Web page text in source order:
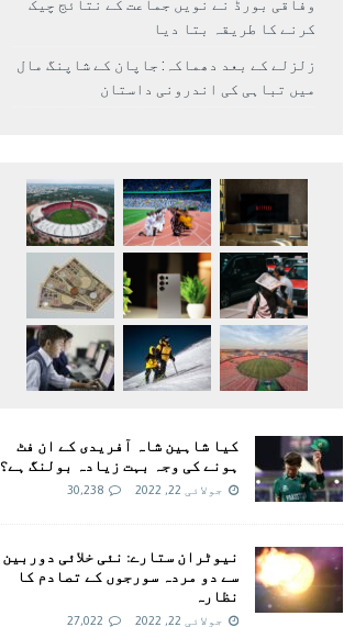
وفاقی بورڈ نے نویں جماعت کے نتائج چیک
کرنے کا طریقہ بتا دیا
زلزلے کے بعد دھماکہ: جاپان کے شاپنگ مال
میں تباہی کی اندرونی داستان
کیا شاہین شاہ آفریدی کے ان فٹ
ہونے کی وجہ بہت زیادہ بولنگ ہے؟
جولائی 22, 2022 30,238
نیوٹران ستارے: نئی خلائی دوربین
سے دو مردہ سورجوں کے تصادم کا
نظارہ
جولائی 22, 2022 27,022